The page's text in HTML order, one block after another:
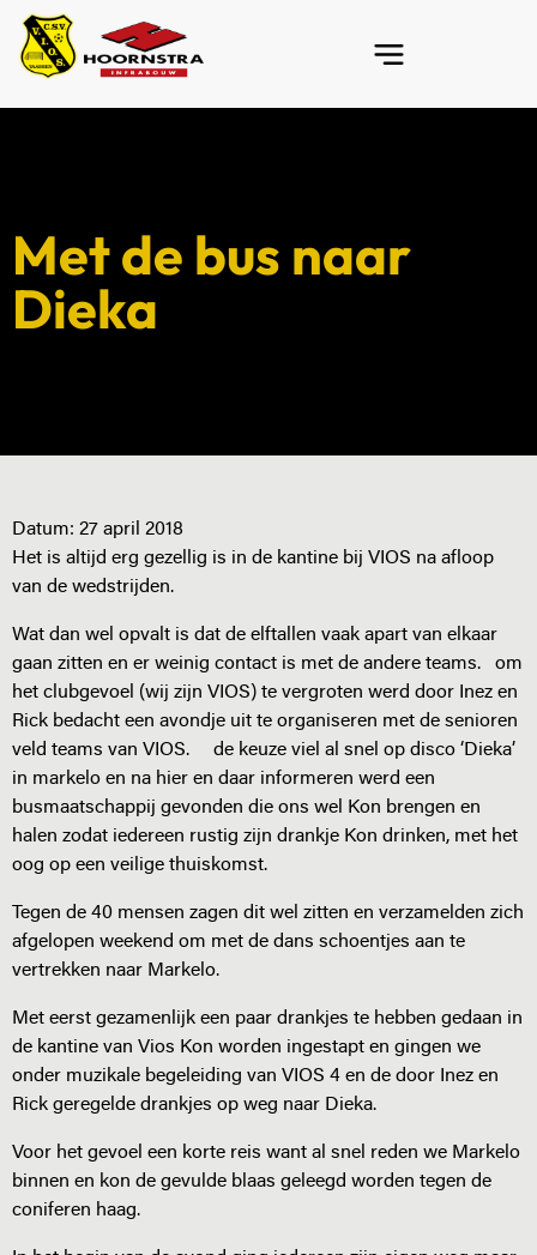
Met de bus naar
Dieka
Datum: 27 april 2018
Het is altijd erg gezellig is in de kantine bij VIOS na afloop
van de wedstrijden.
Wat dan wel opvalt is dat de elftallen vaak apart van elkaar
gaan zitten en er weinig contact is met de andere teams. om
het clubgevoel (wij zijn VIOS) te vergroten werd door Inez en
Rick bedacht een avondje uit te organiseren met de senioren
veld teams van VIOS. de keuze viel al snel op disco ‘Dieka’
in markelo en na hier en daar informeren werd een
busmaatschappij gevonden die ons wel Kon brengen en
halen zodat iedereen rustig zijn drankje Kon drinken, met het
oog op een veilige thuiskomst.
Tegen de 40 mensen zagen dit wel zitten en verzamelden zich
afgelopen weekend om met de dans schoentjes aan te
vertrekken naar Markelo.
Met eerst gezamenlijk een paar drankjes te hebben gedaan in
de kantine van Vios Kon worden ingestapt en gingen we
onder muzikale begeleiding van VIOS 4 en de door Inez en
Rick geregelde drankjes op weg naar Dieka.
Voor het gevoel een korte reis want al snel reden we Markelo
binnen en kon de gevulde blaas geleegd worden tegen de
coniferen haag.